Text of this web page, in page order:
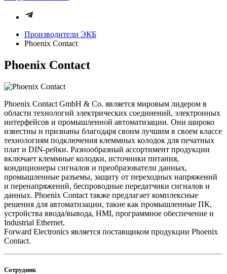
Производители ЭКБ
Phoenix Contact
Phoenix Contact
Phoenix Contact GmbH & Co. является мировым лидером в
области технологий электрических соединений, электронных
интерфейсов и промышленной автоматизации. Они широко
известны и признаны благодаря своим лучшим в своем классе
технологиям подключения клеммных колодок для печатных
плат и DIN-рейки. Разнообразный ассортимент продукции
включает клеммные колодки, источники питания,
кондиционеры сигналов и преобразователи данных,
промышленные разъемы, защиту от переходных напряжений
и перенапряжений, беспроводные передатчики сигналов и
данных. Phoenix Contact также предлагает комплексные
решения для автоматизации, такие как промышленные ПК,
устройства ввода/вывода, HMI, программное обеспечение и
Industrial Ethernet.
Forward Electronics является поставщиком продукции Phoenix
Contact.
Сотрудник